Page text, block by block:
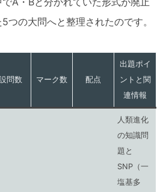
つの大問へと整理されたのです。
問数 マーク数 配点
出題ポイ
ントと関
連情報
人類進化
の知識問
題と
SNP（一
塩基多